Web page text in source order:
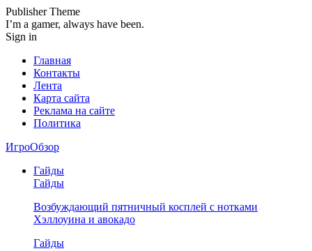
Publisher Theme
I’m a gamer, always have been.
Sign in
Главная
Контакты
Лента
Карта сайта
Реклама на сайте
Политика
ИгроОбзор
Гайды
Гайды
Возбуждающий пятничный косплей с нотками
Хэллоуина и авокадо
Гайды